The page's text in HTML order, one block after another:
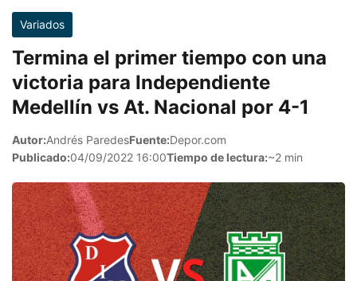
Variados
Termina el primer tiempo con una
victoria para Independiente
Medellín vs At. Nacional por 4-1
Autor:Andrés ParedesFuente:Depor.com
Publicado:04/09/2022 16:00Tiempo de lectura:~2 min